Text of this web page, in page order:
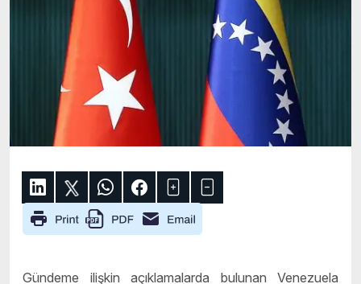
Gündeme ilişkin açıklamalarda bulunan Venezuela